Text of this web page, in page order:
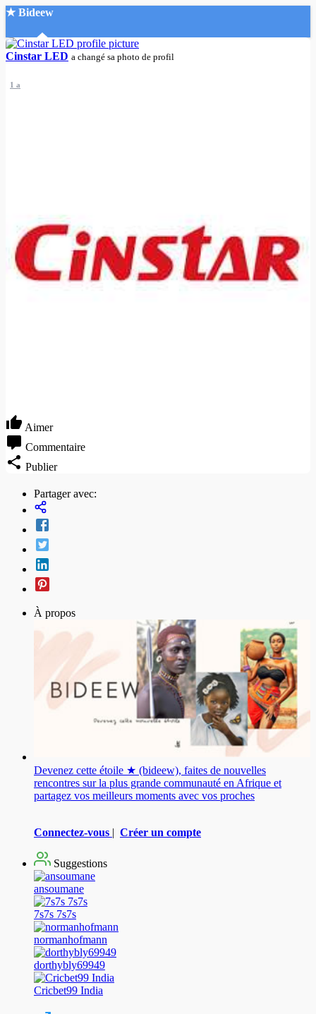
★ Bideew
Accueil
Mode nuit
Cinstar LED a changé sa photo de profil
1 a
Aimer
Commentaire
Publier
Partager avec:
À propos
Devenez cette étoile ★ (bideew), faites de nouvelles
rencontres sur la plus grande communauté en Afrique et
partagez vos meilleurs moments avec vos proches
Connectez-vous | Créer un compte
Suggestions
ansoumane
7s7s 7s7s
normanhofmann
dorthybly69949
Cricbet99 India